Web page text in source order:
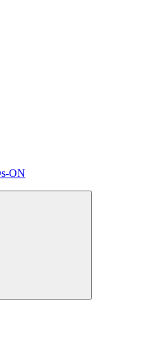
ON